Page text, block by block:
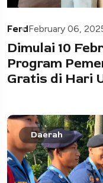
FerdFebruary 06,
Dimulai 10
Program
Gratis di Hari
Daerah